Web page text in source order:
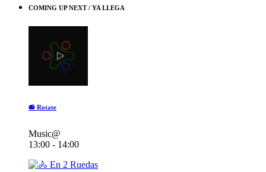
COMING UP NEXT / YA LLEGA
📻 Rotate
Music@
13:00 - 14:00